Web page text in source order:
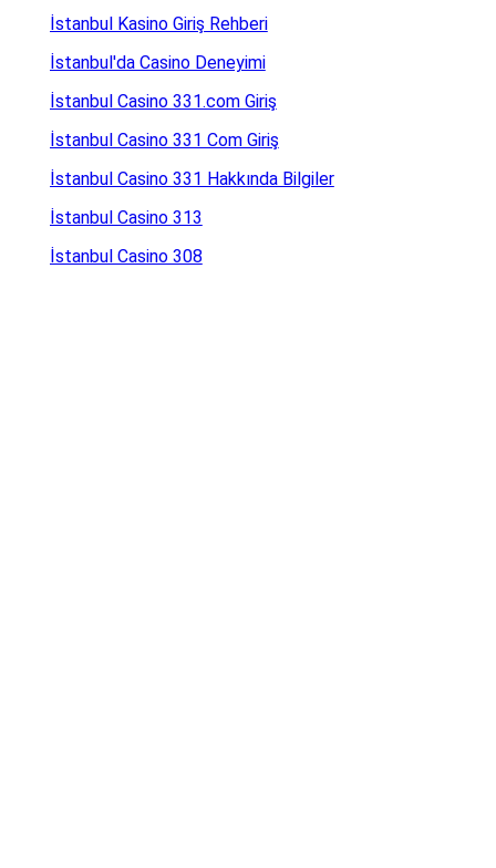
İstanbul Kasino Giriş Rehberi
İstanbul'da Casino Deneyimi
İstanbul Casino 331.com Giriş
İstanbul Casino 331 Com Giriş
İstanbul Casino 331 Hakkında Bilgiler
İstanbul Casino 313
İstanbul Casino 308